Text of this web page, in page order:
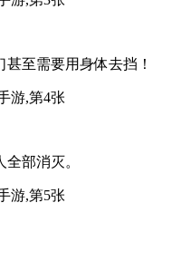
至需要用身体去挡！
部消灭。